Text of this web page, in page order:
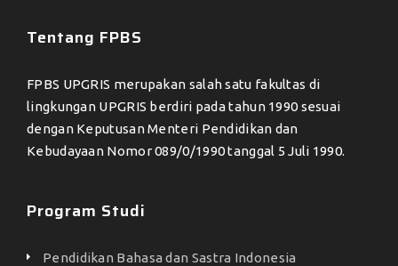
Tentang FPBS
FPBS UPGRIS merupakan salah satu fakultas di
lingkungan UPGRIS berdiri pada tahun 1990 sesuai
dengan Keputusan Menteri Pendidikan dan
Kebudayaan Nomor 089/0/1990 tanggal 5 Juli 1990.
Program Studi
Pendidikan Bahasa dan Sastra Indonesia